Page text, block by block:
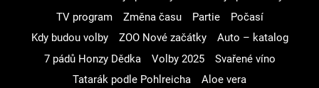
TV program
Změna času Partie
Počasí
Kdy budou volby
ZOO Nové začátky
Auto – katalog
7 pádů Honzy Dědka
Volby 2025
Svařené víno
Tatarák podle Pohlreicha
Aloe vera